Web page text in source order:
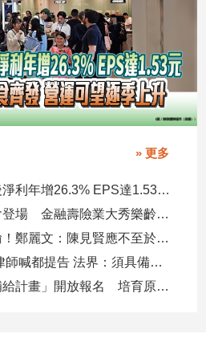
» 更多
聯發國際上半年稅後淨利年增26.3% EPS達1.53元 下半年茶飲與餐食齊發 營運可望逐季上升
高齡健康產業博覽會登場 金融壽險業大秀樂齡金融服務！
新竹縣長選舉不能輸！鄭麗文：陳見賢應不至於親痛仇快
偷拍案沒影片 網紅律師喊都提告 法界：須具備侵權要件
高市勞工局「原氣補給計畫」開放報名 培育原民青年就業力與部落創新